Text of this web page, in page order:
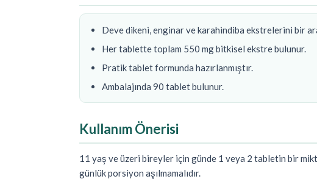
Deve dikeni, enginar ve karahindiba ekstrelerini bir
Her tablette toplam 550 mg bitkisel ekstre bulunur.
Pratik tablet formunda hazırlanmıştır.
Ambalajında 90 tablet bulunur.
Kullanım Önerisi
11 yaş ve üzeri bireyler için günde 1 veya 2 tabletin bir
günlük porsiyon aşılmamalıdır.